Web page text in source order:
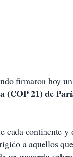
firmaron hoy un
(COP 21) de
cada continente y
a aquellos